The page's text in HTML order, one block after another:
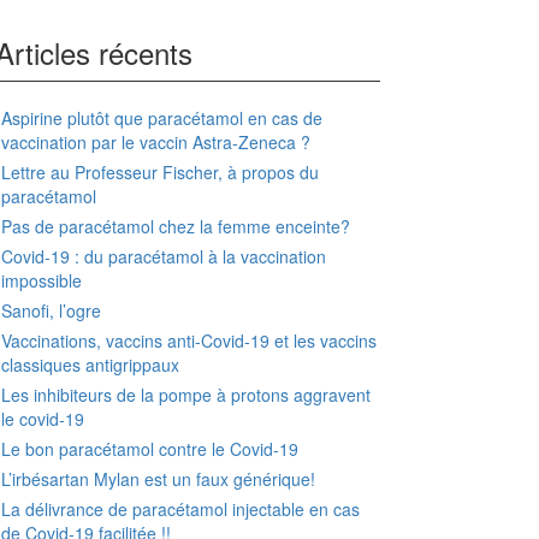
récents
Aspirine plutôt que paracétamol en cas de
vaccination par le vaccin Astra-Zeneca ?
Lettre au Professeur Fischer, à propos du
paracétamol
Pas de paracétamol chez la femme enceinte?
Covid-19 : du paracétamol à la vaccination
impossible
Sanofi, l’ogre
Vaccinations, vaccins anti-Covid-19 et les vaccins
classiques antigrippaux
Les inhibiteurs de la pompe à protons aggravent
le covid-19
Le bon paracétamol contre le Covid-19
L’irbésartan Mylan est un faux générique!
La délivrance de paracétamol injectable en cas
de Covid-19 facilitée !!